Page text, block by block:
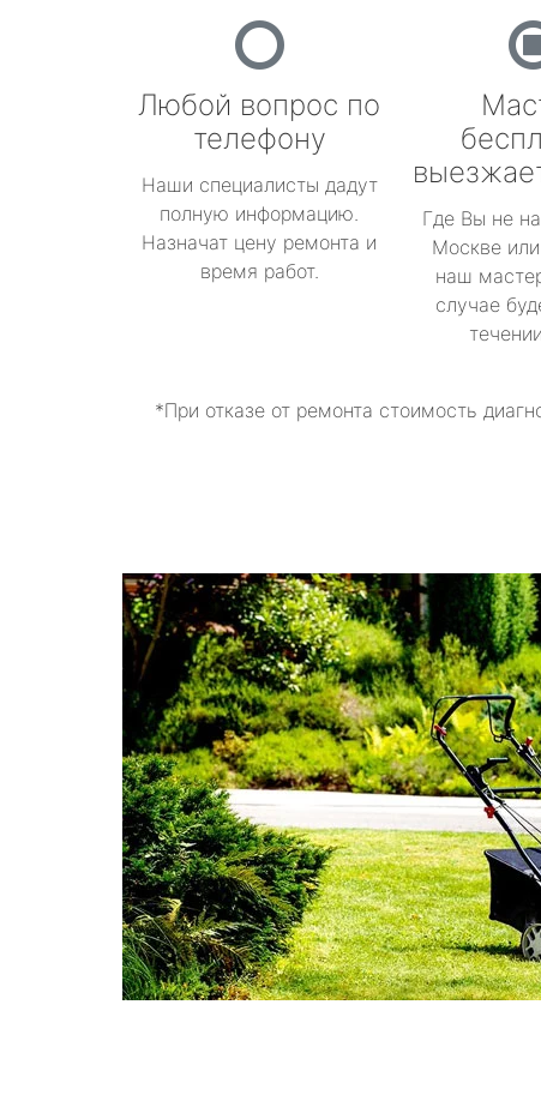
Любой вопрос по
телефону
Наши специалисты дадут
полную информацию.
Назначат цену ремонта и
время работ.
Где Вы не
Москве
наш
случае
*При отказе от ремонта стоимость